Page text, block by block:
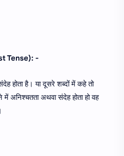
Tense): -
होता है। या दूसरे शब्दों में कहे तो
अनिश्चतता अथवा संदेह होता हो वह